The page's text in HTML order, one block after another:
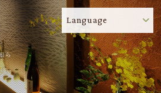
ら
Language
ウイルス感染症対策について